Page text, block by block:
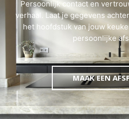
Persoonlijk contact en
verhaal. Laat je gegevens
het hoofdstuk van jouw
persoonlijke
MAAK EEN